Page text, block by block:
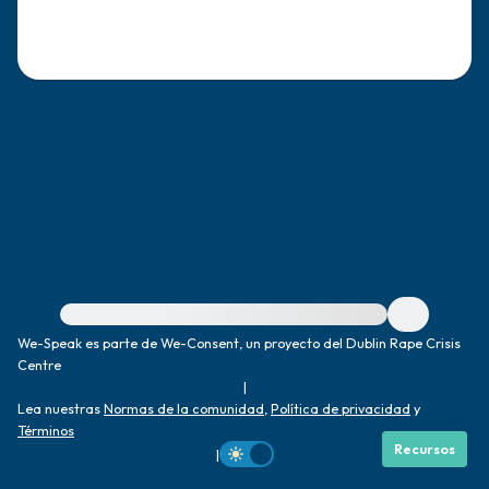
Para obtener ayuda inmediata, visite {{resource}}
We-Speak es parte de We-Consent, un proyecto del Dublin Rape Crisis
Centre
|
Lea nuestrasNormas de la comunidad Política de privacidad y
Términos
|
Recursos
4 – cosas que puedes sentir (¿qué hay
Respira hondo para terminar.